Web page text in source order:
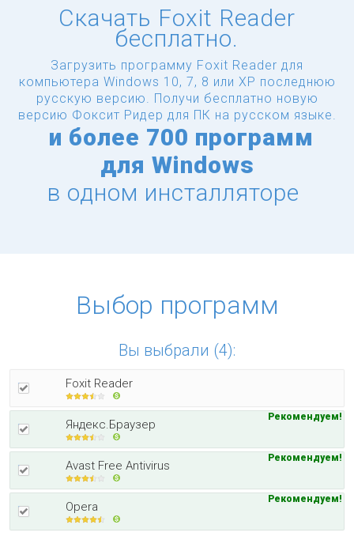
Скачать Foxit Reader
бесплатно.
Загрузить программу Foxit Reader для
компьютера Windows 10, 7, 8 или XP последнюю
русскую версию.
Получи бесплатно новую
версию Фоксит Ридер для ПК на русском языке.
и более 700 программ
для Windows
в одном инсталляторе
Выбор программ
Вы выбрали (4):
Foxit Reader
Яндекс.Браузер
Рекомендуем!
Avast Free Antivirus
Рекомендуем!
Opera
Рекомендуем!